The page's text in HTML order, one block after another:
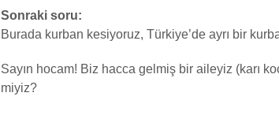
Sonraki soru:
Burada kurban kesiyoruz, Türkiye’de ayrı bir
Sayın hocam! Biz hacca gelmiş bir aileyiz (karı
miyiz?